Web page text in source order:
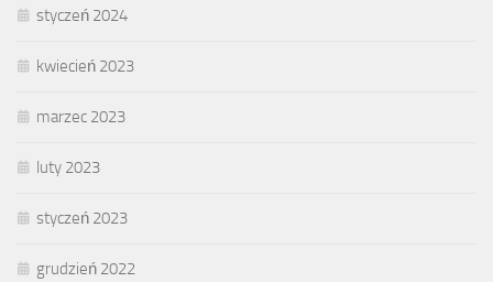
styczeń 2024
kwiecień 2023
marzec 2023
luty 2023
styczeń 2023
grudzień 2022